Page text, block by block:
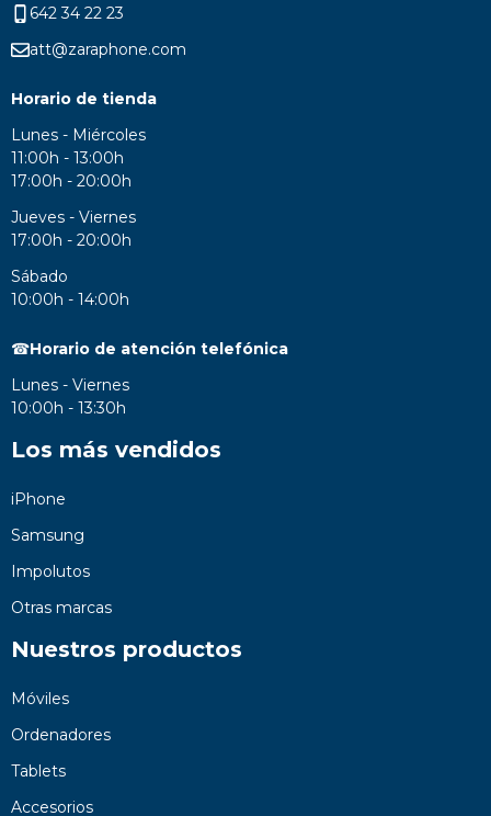
642 34 22 23
att@zaraphone.com
Horario de tienda
Lunes - Miércoles
11:00h - 13:00h
17:00h - 20:00h
Jueves - Viernes
17:00h - 20:00h
Sábado
10:00h - 14:00h
☎Horario de atención telefónica
Lunes - Viernes
10:00h - 13:30h
Los más vendidos
iPhone
Samsung
Impolutos
Otras marcas
Nuestros productos
Móviles
Ordenadores
Tablets
Accesorios